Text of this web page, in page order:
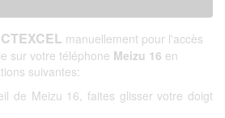
manuellement pour l'accès
sur votre téléphone Meizu 16 en
suivantes:
de Meizu 16, faites glisser votre doigt